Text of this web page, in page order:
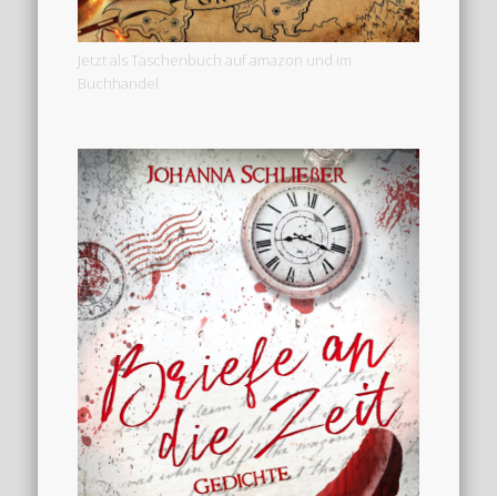
Jetzt als Taschenbuch auf amazon und im
Buchhandel